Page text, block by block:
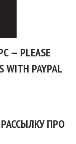
— PLEASE
WITH PAYPAL
ПРО